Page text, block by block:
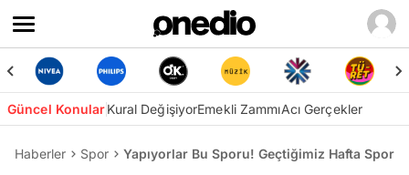
Güncel KonularKural DeğişiyorEmekli ZammıAcı Gerçekler
Haberler Spor Yapıyorlar Bu Sporu! Geçtiğimiz Hafta Spor